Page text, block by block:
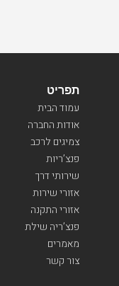
תפריט
עמוד הבית
אודות החברה
צמיגים לרכב
פנצ’ריות
שירותי דרך
אזורי שירות
אזורי התקנה
פנצ’ריה שילת
מאמרים
צור קשר